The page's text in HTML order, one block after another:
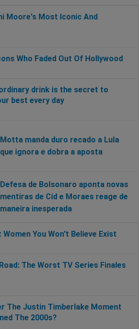
Motta manda duro recado a Lula
que ignora e dobra a aposta
Defesa de Bolsonaro aponta novas
mentiras de Cid e Moraes reage de
maneira inesperada